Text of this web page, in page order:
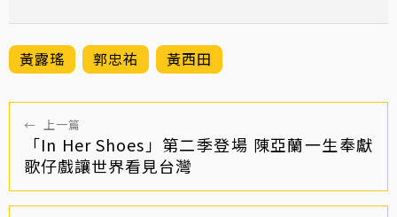
黃露瑤 郭忠祐 黃西田
← 上一篇
「In Her Shoes」第二季登場 陳亞蘭一生奉獻
歌仔戲讓世界看見台灣